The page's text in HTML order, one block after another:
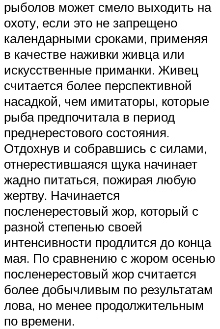
рыболов может смело выходить на
охоту, если это не запрещено
календарными сроками, применяя
в качестве наживки живца или
искусственные приманки. Живец
считается более перспективной
насадкой, чем имитаторы, которые
рыба предпочитала в период
преднерестового состояния.
Отдохнув и собравшись с силами,
отнерестившаяся щука начинает
жадно питаться, пожирая любую
жертву. Начинается
посленерестовый жор, который с
разной степенью своей
интенсивности продлится до конца
мая. По сравнению с жором осенью
посленерестовый жор считается
более добычливым по результатам
лова, но менее продолжительным
по времени.